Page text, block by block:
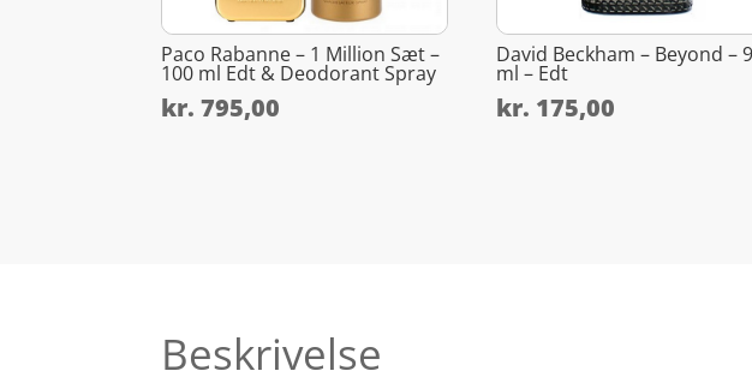
Paco Rabanne – 1 Million Sæt –
100 ml Edt & Deodorant Spray
kr. 795,00
David Beckham – Beyond –
ml – Edt
kr. 175,00
Beskrivelse